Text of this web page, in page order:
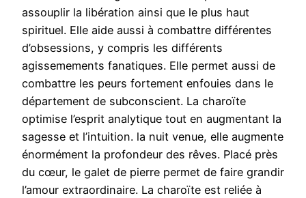
assouplir la libération ainsi que le plus haut
spirituel. Elle aide aussi à combattre différentes
d’obsessions, y compris les différents
agissemements fanatiques. Elle permet aussi de
combattre les peurs fortement enfouies dans le
département de subconscient. La charoïte
optimise l’esprit analytique tout en augmentant la
sagesse et l’intuition. la nuit venue, elle augmente
énormément la profondeur des rêves. Placé près
du cœur, le galet de pierre permet de faire grandir
l’amour extraordinaire. La charoïte est reliée à